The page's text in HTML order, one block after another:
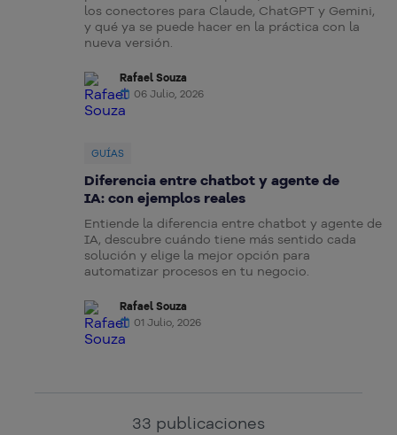
los conectores para Claude, ChatGPT y Gemini,
y qué ya se puede hacer en la práctica con la
nueva versión.
Rafael Souza
06 Julio, 2026
GUÍAS
Diferencia entre chatbot y agente de
IA: con ejemplos reales
Entiende la diferencia entre chatbot y agente de
IA, descubre cuándo tiene más sentido cada
solución y elige la mejor opción para
automatizar procesos en tu negocio.
Rafael Souza
01 Julio, 2026
33 publicaciones